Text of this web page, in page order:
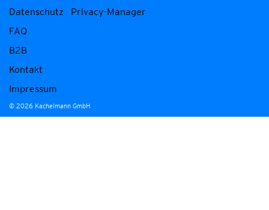
Datenschutz
Privacy-Manager
FAQ
B2B
Kontakt
Impressum
© 2026 Kachelmann GmbH